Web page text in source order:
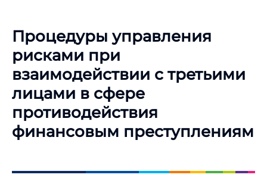
Процедуры управления
рисками при
взаимодействии с третьими
лицами в сфере
противодействия
финансовым преступлениям